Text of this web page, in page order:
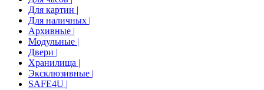
Для картин |
Для наличных |
Архивные |
Модульные |
Двери |
Хранилища |
Эксклюзивные |
SAFE4U |